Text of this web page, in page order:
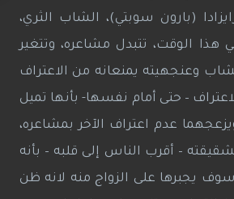
(بارون سوبتي)، الشاب الثري،
الوقت، تتبدل مشاعره، وتتغير
وعنجهيته يمنعانه من الاعتراف
– حتى أمام نفسها- بأنها تميل
عدم اعتراف الآخر بمشاعره،
– أقرب الناس إلى قلبه – بأنه
يجبرها على الزواج منه لانه ظن